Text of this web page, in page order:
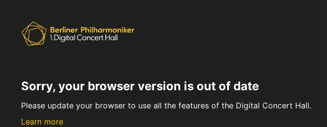
Sorry, your browser version is out of date
Please update your browser to use all the features of the Digital Concert Hall.
Learn more